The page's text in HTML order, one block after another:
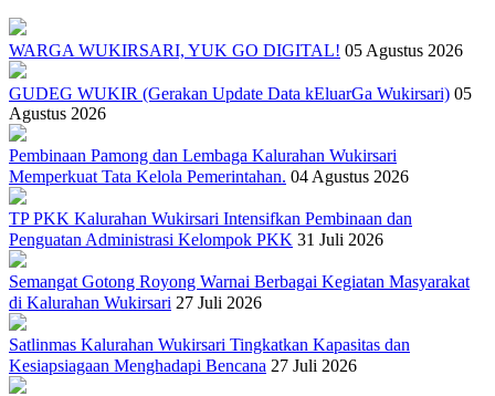
WARGA WUKIRSARI, YUK GO DIGITAL! 05 Agustus 2026
GUDEG WUKIR (Gerakan Update Data kEluarGa Wukirsari) 05
Agustus 2026
Pembinaan Pamong dan Lembaga Kalurahan Wukirsari
Memperkuat Tata Kelola Pemerintahan. 04 Agustus 2026
TP PKK Kalurahan Wukirsari Intensifkan Pembinaan dan
Penguatan Administrasi Kelompok PKK 31 Juli 2026
Semangat Gotong Royong Warnai Berbagai Kegiatan Masyarakat
di Kalurahan Wukirsari 27 Juli 2026
Satlinmas Kalurahan Wukirsari Tingkatkan Kapasitas dan
Kesiapsiagaan Menghadapi Bencana 27 Juli 2026